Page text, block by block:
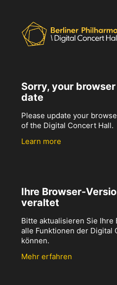
Sorry, your
date
Please update your
of the Digital Concert Hall.
Learn more
Ihre Browser-
veraltet
Bitte aktualisieren Sie Ihre
alle Funktionen der Digital
können.
Mehr erfahren